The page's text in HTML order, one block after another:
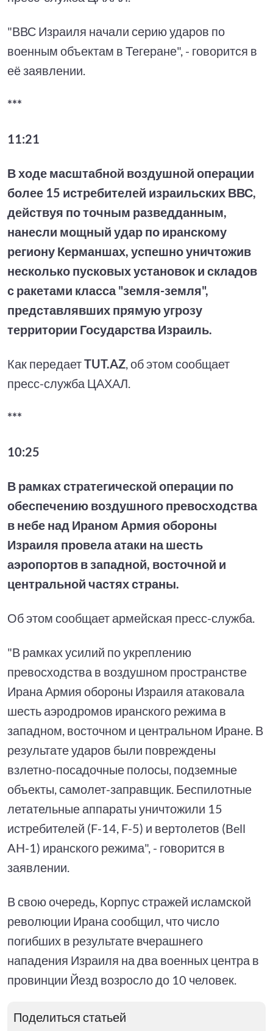
"ВВС Израиля начали серию ударов по
военным объектам в Тегеране", - говорится в
её заявлении.
***
11:21
В ходе масштабной воздушной операции
более 15 истребителей израильских ВВС,
действуя по точным разведданным,
нанесли мощный удар по иранскому
региону Керманшах, успешно уничтожив
несколько пусковых установок и складов
с ракетами класса "земля-земля",
представлявших прямую угрозу
территории Государства Израиль.
Как передаетTUT.AZ , об этом сообщает
пресс-служба ЦАХАЛ.
***
10:25
В рамках стратегической операции по
обеспечению воздушного превосходства
в небе над Ираном Армия обороны
Израиля провела атаки на шесть
аэропортов в западной, восточной и
центральной частях страны.
Об этом сообщает армейская пресс-служба.
"В рамках усилий по укреплению
превосходства в воздушном пространстве
Ирана Армия обороны Израиля атаковала
шесть аэродромов иранского режима в
западном, восточном и центральном Иране. В
результате ударов были повреждены
взлетно-посадочные полосы, подземные
объекты, самолет-заправщик. Беспилотные
летательные аппараты уничтожили 15
истребителей (F-14, F-5) и вертолетов (Bell
AH-1) иранского режима", - говорится в
заявлении.
В свою очередь, Корпус стражей исламской
революции Ирана сообщил, что число
погибших в результате вчерашнего
нападения Израиля на два военных центра в
провинции Йезд возросло до 10 человек.
Поделиться статьей